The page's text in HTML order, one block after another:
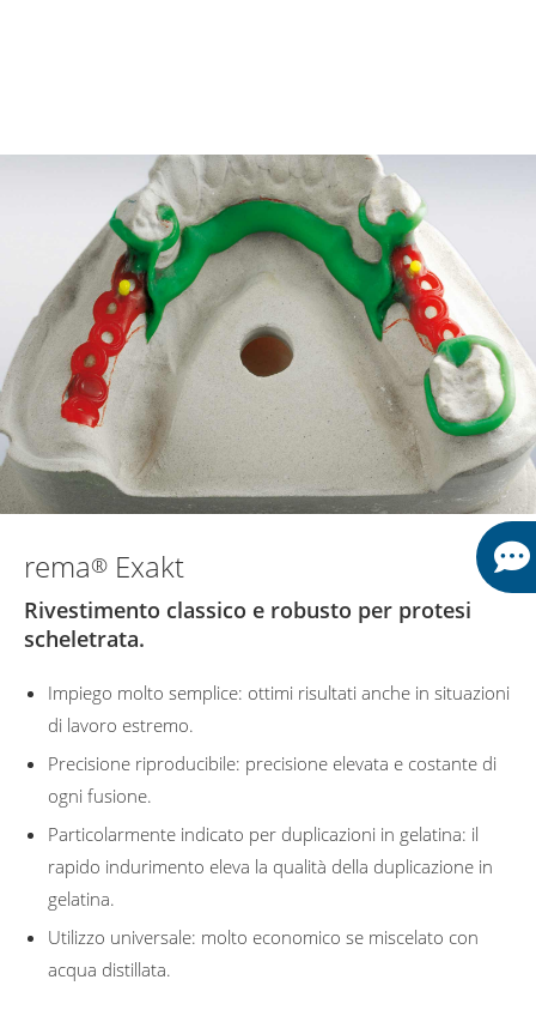
rema® Exakt
Rivestimento classico e robusto per protesi
scheletrata.
Impiego molto semplice: ottimi risultati anche in situazioni
di lavoro estremo.
Precisione riproducibile: precisione elevata e costante di
ogni fusione.
Particolarmente indicato per duplicazioni in gelatina: il
rapido indurimento eleva la qualità della duplicazione in
gelatina.
Utilizzo universale: molto economico se miscelato con
acqua distillata.